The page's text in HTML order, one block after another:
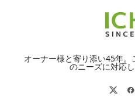
オーナー様と寄り添い45年。
のニーズに対応